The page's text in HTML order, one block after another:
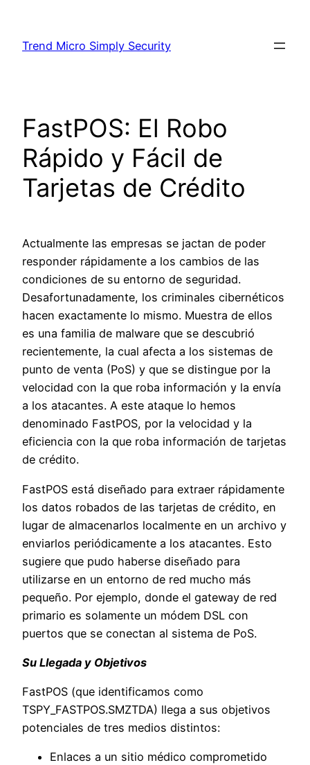
content
Trend Micro Simply Security
FastPOS: El Robo
Rápido y Fácil de
Tarjetas de Crédito
Actualmente las empresas se jactan de poder
responder rápidamente a los cambios de las
condiciones de su entorno de seguridad.
Desafortunadamente, los criminales cibernéticos
hacen exactamente lo mismo. Muestra de ellos
es una familia de malware que se descubrió
recientemente, la cual afecta a los sistemas de
punto de venta (PoS) y que se distingue por la
velocidad con la que roba información y la envía
a los atacantes. A este ataque lo hemos
denominado FastPOS, por la velocidad y la
eficiencia con la que roba información de tarjetas
de crédito.
FastPOS está diseñado para extraer rápidamente
los datos robados de las tarjetas de crédito, en
lugar de almacenarlos localmente en un archivo y
enviarlos periódicamente a los atacantes. Esto
sugiere que pudo haberse diseñado para
utilizarse en un entorno de red mucho más
pequeño. Por ejemplo, donde el gateway de red
primario es solamente un módem DSL con
puertos que se conectan al sistema de PoS.
Su Llegada y Objetivos
FastPOS (que identificamos como
TSPY_FASTPOS.SMZTDA) llega a sus objetivos
potenciales de tres medios distintos:
Enlaces a un sitio médico comprometido